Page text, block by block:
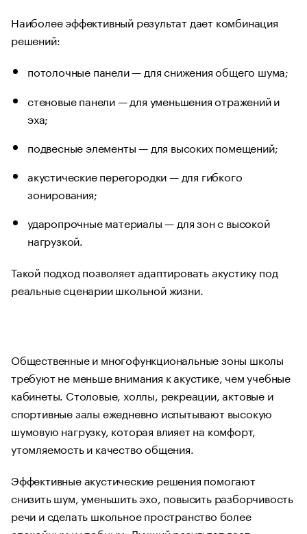
Наиболее эффективный результат дает комбинация
решений:
потолочные панели — для снижения общего шума;
стеновые панели — для уменьшения отражений и
эха;
подвесные элементы — для высоких помещений;
акустические перегородки — для гибкого
зонирования;
ударопрочные материалы — для зон с высокой
нагрузкой.
Такой подход позволяет адаптировать акустику под
реальные сценарии школьной жизни.
Общественные и многофункциональные зоны школы
требуют не меньше внимания к акустике, чем учебные
кабинеты. Столовые, холлы, рекреации, актовые и
спортивные залы ежедневно испытывают высокую
шумовую нагрузку, которая влияет на комфорт,
утомляемость и качество общения.
Эффективные акустические решения помогают
снизить шум, уменьшить эхо, повысить разборчивость
речи и сделать школьное пространство более